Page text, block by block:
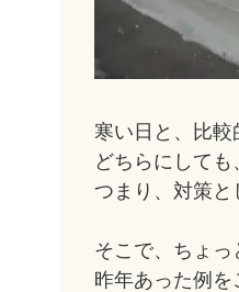
寒い日と、比
どちらにして
つまり、対策
そこで、ちょ
昨年あった例を